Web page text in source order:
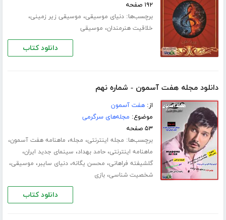
۱۹۲ صفحه
برچسب‌ها:دنیای موسیقی، موسیقی زیر زمینی،
خلاقیت هنرمندان، موسیقی
دانلود کتاب
دانلود مجله هفت آسمون - شماره نهم
از:هفت آسمون
موضوع: مجله‌های سرگرمی
۵۳ صفحه
برچسب‌ها: مجله اینترنتی، مجله، ماهنامه هفت آسمون،
ماهنامه اینترنتی،حامد بهداد، سینمای جدید ایران،
گلشیفته فراهانی، محسن یگانه،دنیای سایبر، موسیقی،
شخصیت شناسی،بازی
دانلود کتاب